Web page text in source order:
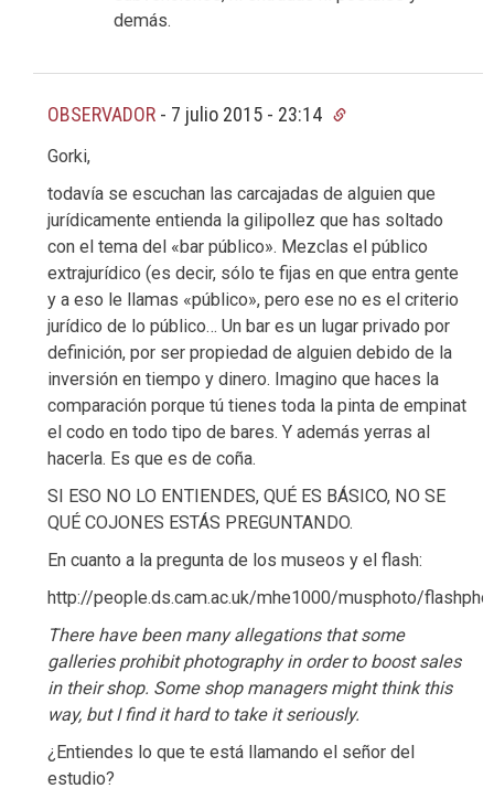
demás.
OBSERVADOR - 7 julio 2015 - 23:14
Gorki,
todavía se escuchan las carcajadas de alguien que
jurídicamente entienda la gilipollez que has soltado
con el tema del «bar público». Mezclas el público
extrajurídico (es decir, sólo te fijas en que entra gente
y a eso le llamas «público», pero ese no es el criterio
jurídico de lo público… Un bar es un lugar privado por
definición, por ser propiedad de alguien debido de la
inversión en tiempo y dinero. Imagino que haces la
comparación porque tú tienes toda la pinta de empinat
el codo en todo tipo de bares. Y además yerras al
hacerla. Es que es de coña.
SI ESO NO LO ENTIENDES, QUÉ ES BÁSICO, NO SE
QUÉ COJONES ESTÁS PREGUNTANDO.
En cuanto a la pregunta de los museos y el flash:
http://people.ds.cam.ac.uk/mhe1000/musphoto/
There have been many allegations that some
galleries prohibit photography in order to boost sales
in their shop. Some shop managers might think this
way, but I find it hard to take it seriously.
¿Entiendes lo que te está llamando el señor del
estudio?